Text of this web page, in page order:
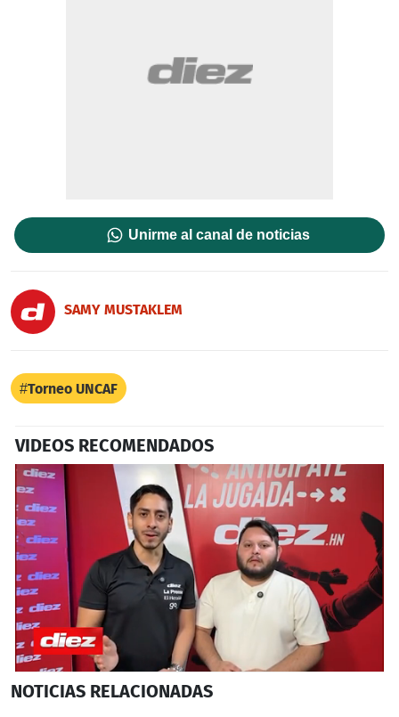
Unirme al canal de noticias
SAMY MUSTAKLEM
Torneo UNCAF
VIDEOS RECOMENDADOS
seconds
NOTICIAS RELACIONADAS